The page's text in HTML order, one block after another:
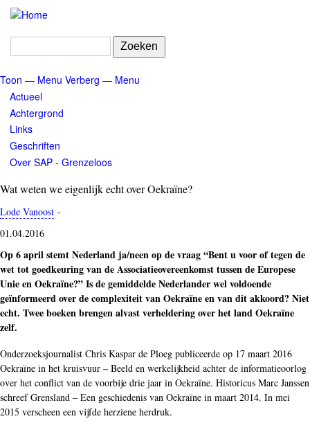
Overslaan
naar
gaan
Zoeken
Menu
Toon — Menu Verberg — Menu
Actueel
Achtergrond
Links
Geschriften
Over SAP - Grenzeloos
Wat weten we eigenlijk echt over Oekraïne?
Lode Vanoost -
01.04.2016
Op 6 april stemt Nederland ja/neen op de vraag “Bent u voor of tegen de
wet tot goedkeuring van de Associatieovereenkomst tussen de Europese
Unie en Oekraïne?” Is de gemiddelde Nederlander wel voldoende
geïnformeerd over de complexiteit van Oekraïne en van dit akkoord? Niet
echt. Twee boeken brengen alvast verheldering over het land Oekraïne
zelf.
Onderzoeksjournalist Chris Kaspar de Ploeg publiceerde op 17 maart 2016
Oekraïne in het kruisvuur – Beeld en werkelijkheid achter de informatieoorlog
over het conflict van de voorbije drie jaar in Oekraïne. Historicus Marc Janssen
schreef Grensland – Een geschiedenis van Oekraïne in maart 2014. In mei
2015 verscheen een vijfde herziene herdruk.